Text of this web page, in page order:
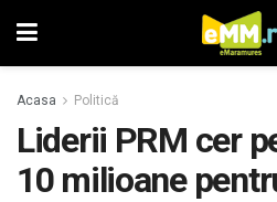
Acasa Politică
Liderii PRM cer
10 milioane